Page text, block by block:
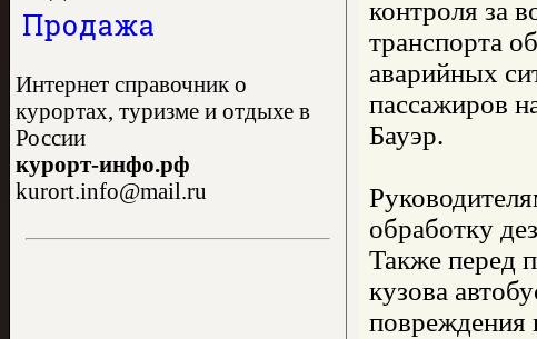
Продажа
Интернет справочник о
курортах, туризме и отдыхе в
России
курорт-инфо.рф
kurort.info@mail.ru
контроля за
транспорта
аварийных
пассажиров
Бауэр.
обработку
Также перед
кузова
повреждения